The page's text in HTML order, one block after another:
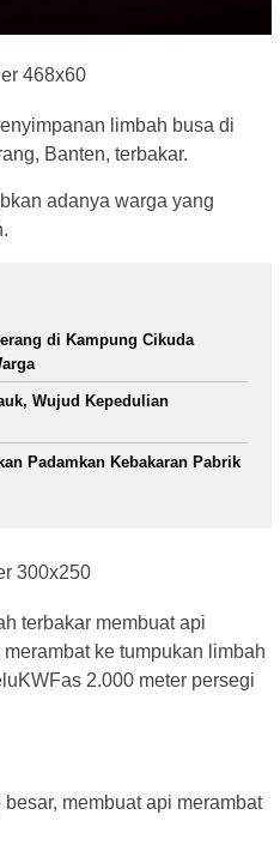
limbah busa di
Banten, terbakar.
adanya warga yang
di Kampung Cikuda
Wujud Kepedulian
Padamkan Kebakaran Pabrik
terbakar membuat api
ke tumpukan limbah
2.000 meter persegi
membuat api merambat